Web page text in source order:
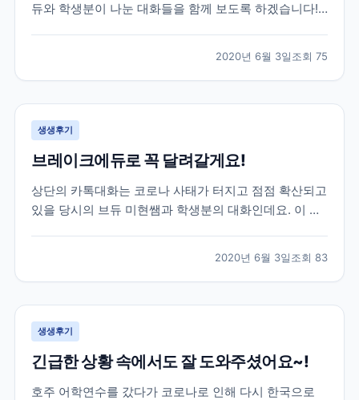
듀와 학생분이 나눈 대화들을 함께 보도록 하겠습니다!
어학연수를 계획하셨지만 3개월 정도 공부 후, 코로나
사태로 인해 어쩔 수 없이 다시 한국으로 돌아오기로 하
였...
2020년 6월 3일조회 75
생생후기
브레이크에듀로 꼭 달려갈게요!
상단의 카톡대화는 코로나 사태가 터지고 점점 확산되고
있을 당시의 브듀 미현쌤과 학생분의 대화인데요. 이 학
국하실 때만 해도 미국에는 코로나의 영향이 거의 없는
상황이라 무사히 출국을 하셨었는데요. 이제 막 적응하
면...
2020년 6월 3일조회 83
생생후기
긴급한 상황 속에서도 잘 도와주셨어요~!
호주 어학연수를 갔다가 코로나로 인해 다시 한국으로